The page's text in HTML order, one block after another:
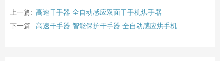
上一篇: 高速干手器 全自动感应双面干手机烘手器
下一篇: 高速干手器 智能保护干手器 全自动感应烘手机